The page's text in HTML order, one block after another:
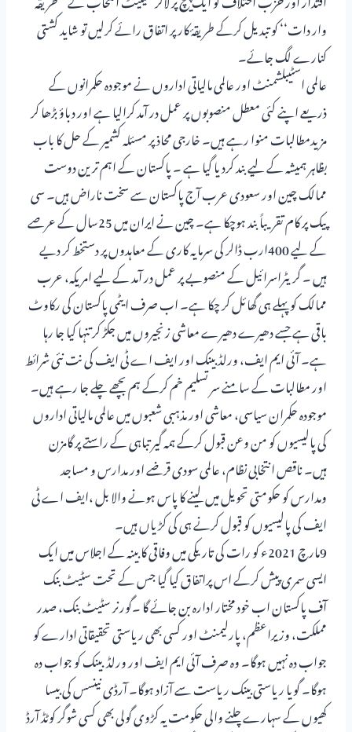
وار دات‘‘ کو تبدیل کرکے طریقۂ کار پر اتفاق رائے کرلیں تو شاید کشتی
کنارے لگ جائے۔
عالمی اسٹیبلشمنٹ اور عالمی مالیاتی اداروں نے موجودہ حکمرانوں کے
ذریعے اپنے کئی معطل منصوبوں پر عمل در آمد کرالیا ہے اور دباؤ بڑھا کر
مزیدمطالبات منوا رہے ہیں۔ خارجی محاذ پر مسئلہ کشمیر کے حل کا باب
بظاہر ہمیشہ کے لیے بند کردیا گیا ہے ۔ پاکستان کے اہم ترین دوست
ممالک چین اور سعودی عرب آج پاکستان سے سخت ناراض ہیں۔ سی
پیک پر کام تقریباً بند ہوچکا ہے۔ چین نے ایران میں 25سال کے عرصے
کے لیے 400ارب ڈالر کی سرمایہ کاری کے معاہدوں پر دستخط کر دیے
ہیں ۔ گریٹراسرائیل کے منصوبے پر عمل در آمد کے لیے امریکہ، عرب
ممالک کو پہلے ہی گھائل کر چکا ہے۔ اب صرف ایٹمی پاکستان کی رکاوٹ
باقی ہے جسے دھیرے دھیرے معاشی زنجیروں میں جکڑ کر تنہا کیا جا رہا
ہے۔ آئی ایم ایف، ورلڈ بینک اور ایف اے ٹی ایف کی نت نئی شرائط
اور مطالبات کے سامنے سر تسلیم خم کرکے ہم بچھے چلے جا رہے ہیں۔
موجودہ حکمران سیاسی، معاشی اور مذہبی شعبوں میں عالمی مالیاتی اداروں
کی پالیسیوں کو من وعن قبول کرکے ہمہ گیر تباہی کے راستے پر گامزن
ہیں۔ ناقص انتخابی نظام، عالمی سودی قرضے اور مدارس و مساجد
ومدارس کو حکومتی تحویل میں لینے کا پاس ہونے والا بل ،ایف اے ٹی
ایف کی پالیسیوں کو قبول کرنے ہی کی کڑیاں ہیں۔
9مارچ 2021ء کو رات کی تاریکی میں وفاقی کا بینہ کے اجلاس میں ایک
ایسی سمری پیش کرکے اس پراتفاق کیا گیا جس کے تحت سٹیٹ بنک
آف پاکستان اب خود مختار ادارہ بن جائے گا ۔گورنر سٹیٹ بنک، صدر
مملکت، وزیراعظم، پارلیمنٹ اور کسی بھی ریاستی تحقیقاتی ادارے کو
جواب دہ نہیں ہوگا۔ وہ صرف آئی ایم ایف اور ورلڈبینک کو جواب دہ
ہوگا۔ گویا ریاستی بینک ریاست سے آزاد ہوگا۔ آرڈی نینسس کی بیسا
کھیوں کے سہارے چلنے والی حکومت یہ کڑوی گولی بھی کسی شوگر کوٹڈ آرڈ